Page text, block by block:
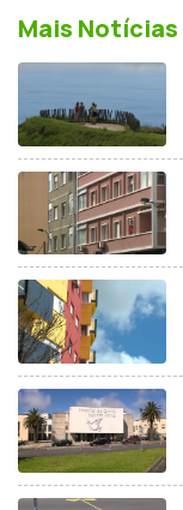
Mais Notícias